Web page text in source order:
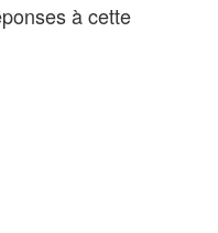
à cette